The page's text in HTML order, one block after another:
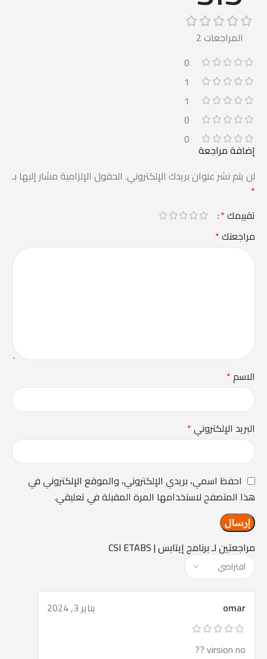
المراجعات 2
0
1
1
0
0
مراجعتين لـبرنامج إيتابس | CSI ETABS
omar يناير 3, 2024
virsion no ??
إضافة مراجعة
لن يتم نشر عنوان بريدك الإلكتروني. الحقول الإلزامية مشار إليها بـ
*
تقييمك*
مراجعتك*
الاسم*
البريد الإلكتروني*
احفظ اسمي، بريدي الإلكتروني، والموقع الإلكتروني في
هذا المتصفح لاستخدامها المرة المقبلة في تعليقي.